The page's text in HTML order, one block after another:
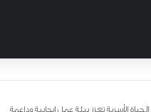
الأسرية تعزز بيئة عمل إيجابية وداعمة